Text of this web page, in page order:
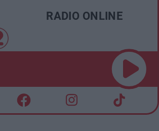
RADIO ONLINE